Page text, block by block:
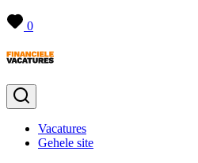
0
Vacatures
Gehele site